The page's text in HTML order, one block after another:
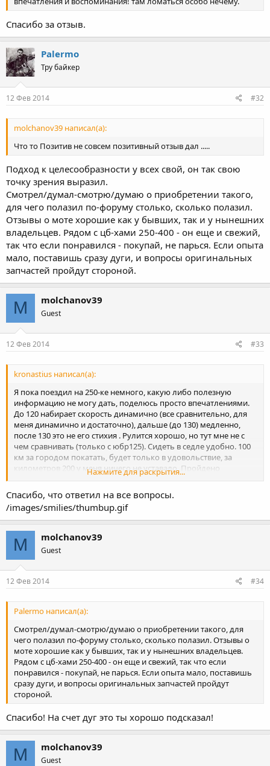
Спасибо за отзыв.
Palermo
Тру байкер
12 Фев 2014 #32
molchanov39 написал(а):
Что то Позитив не совсем позитивный отзыв дал .....
Подход к целесообразности у всех свой, он так свою
точку зрения выразил.
Смотрел/думал-смотрю/думаю о приобретении такого,
для чего полазил по-форуму столько, сколько полазил.
Отзывы о моте хорошие как у бывших, так и у нынешних
владельцев. Рядом с цб-хами 250-400 - он еще и свежий,
так что если понравился - покупай, не парься. Если опыта
мало, поставишь сразу дуги, и вопросы оригинальных
запчастей пройдут стороной.
M molchanov39
Guest
12 Фев 2014 #33
kronastius написал(а):
Я пока поездил на 250-ке немного, какую либо полезную
информацию не могу дать, поделюсь просто впечатлениями.
До 120 набирает скорость динамично (все сравнительно, для
меня динамично и достаточно), дальше (до 130) медленно,
после 130 это не его стихия . Рулится хорошо, но тут мне не с
чем сравнивать (только с юбр125). Сидеть в седле удобно. 100
км за городом покатать, будет только в удовольствие, за
километров 200 у меня ничего не уставало. Пройдено
немногим более 4000 км., никаких технических проблем не
было, ну за такой пробег я думаю это не удивительно для
ямахи За городом, в городе, в дождь - нормально, все удобно.
Пока вроде все, впечатления положительные, менять не
собираюсь, скорость и динамика устраивают. На мой взгляд,
это отличный легкий мот дорожник, с неплохим дорожным
просветом, огромным баком, не резкий, не резвый, спокойный.
Я еду обычно 100 (за городом по хорошей дороге) и имею
хороший запас для опережения. Гонять на нем не получится
(ну это и понятно).
Нажмите для раскрытия...
Спасибо, что ответил на все вопросы.
/images/smilies/thumbup.gif
M molchanov39
Guest
12 Фев 2014 #34
Palermo написал(а):
Смотрел/думал-смотрю/думаю о приобретении такого, для
чего полазил по-форуму столько, сколько полазил. Отзывы о
моте хорошие как у бывших, так и у нынешних владельцев.
Рядом с цб-хами 250-400 - он еще и свежий, так что если
понравился - покупай, не парься. Если опыта мало, поставишь
сразу дуги, и вопросы оригинальных запчастей пройдут
стороной.
Спасибо! На счет дуг это ты хорошо подсказал!
M molchanov39
Guest